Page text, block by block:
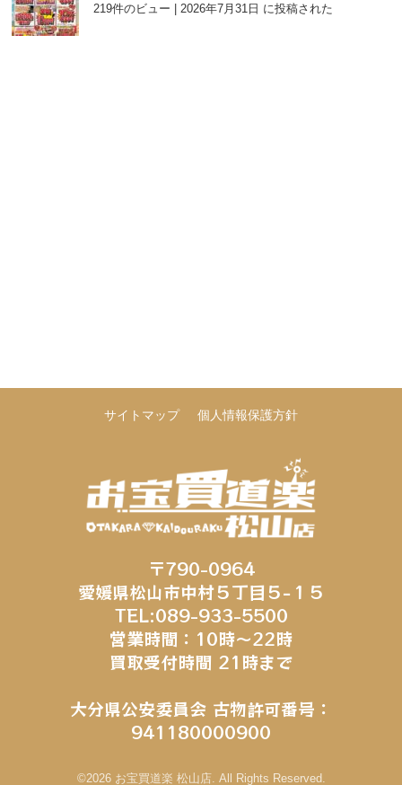
219件のビュー 2026年7月31日 に投稿された
サイトマップ 個人情報保護方針
〒790-0964
愛媛県松山市中村５丁目５−１５
TEL:089-933-5500
営業時間：10時～22時
買取受付時間 21時まで
大分県公安委員会 古物許可番号：
941180000900
©2026 お宝買道楽 松山店. All Rights Reserved.